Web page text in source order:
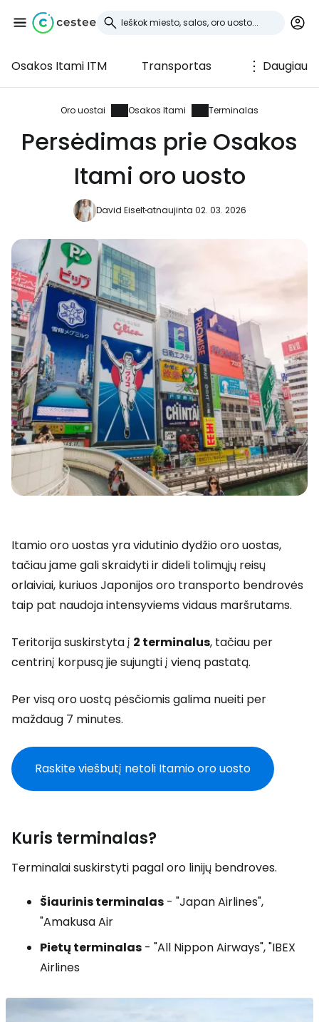
Osakos Itami ITM Transportas Daugiau
Oro uostai Osakos Itami Terminalas
Persėdimas prie Osakos
Itami oro uosto
David Eiseltatnaujinta 02. 03. 2026
Itamio oro uostas yra vidutinio dydžio oro uostas,
tačiau jame gali skraidyti ir dideli tolimųjų reisų
orlaiviai, kuriuos Japonijos oro transporto bendrovės
taip pat naudoja intensyviems vidaus maršrutams.
Teritorija suskirstyta į 2 terminalus, tačiau per
centrinį korpusą jie sujungti į vieną pastatą.
Per visą oro uostą pėsčiomis galima nueiti per
maždaug 7 minutes.
Raskite viešbutį netoli Itamio oro uosto
Kuris terminalas?
Terminalai suskirstyti pagal oro linijų bendroves.
Šiaurinis terminalas - "Japan Airlines",
"Amakusa Air
Pietų terminalas - "All Nippon Airways", "IBEX
Airlines
Prisijunkite prie
Cestee
... pasaulinė kelionių bendruomenė
Tęsti su Facebook
Tęsti el. paštu